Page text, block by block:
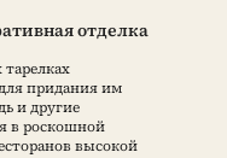
отделка
придания им
и другие
в роскошной
высокой